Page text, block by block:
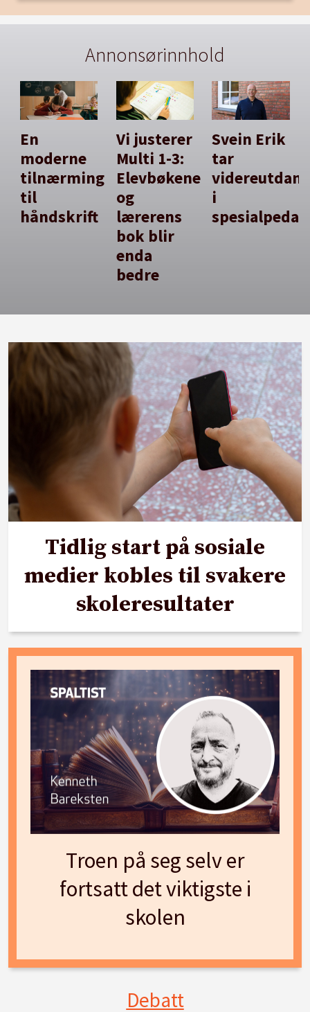
Annonsørinnhold
En
moderne
tilnærming
til
håndskrift
Vi justerer
Multi 1-3:
Elevbøkene
og
lærerens
bok blir
enda
bedre
Svein Erik
tar
i
Tidlig start på sosiale
medier kobles til svakere
skoleresultater
Troen på seg selv er
fortsatt det viktigste i
skolen
Debatt